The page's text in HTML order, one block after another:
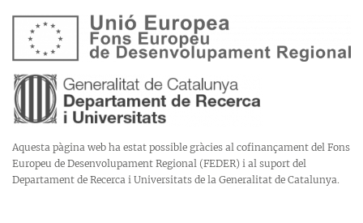
Aquesta pàgina web ha estat possible gràcies al cofinançament del Fons
Europeu de Desenvolupament Regional (FEDER) i al suport del
Departament de Recerca i Universitats de la Generalitat de Catalunya.